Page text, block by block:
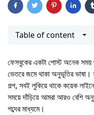
Table of content
ফেসবুকের একটা পোস্ট অনেক সময়
ভেতরে জমে থাকা অনুভূতির ভাষা।
গল্প, সবই লুকিয়ে থাকে কয়েক
সময়ে দাঁড়িয়ে আমরা আরও বেশি
শব্দের মাধ্যমে।